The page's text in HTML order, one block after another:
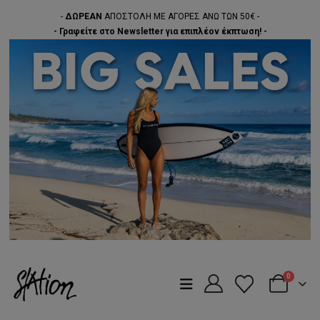
- ΔΩΡΕΑΝ ΑΠΟΣΤΟΛΗ ΜΕ ΑΓΟΡΕΣ ΑΝΩ ΤΩΝ 50€ -
- Γραφείτε στο Newsletter για επιπλέον έκπτωση! -
0